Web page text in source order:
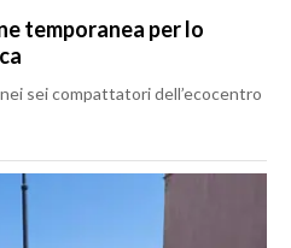
temporanea per lo
sei compattatori dell’ecocentro